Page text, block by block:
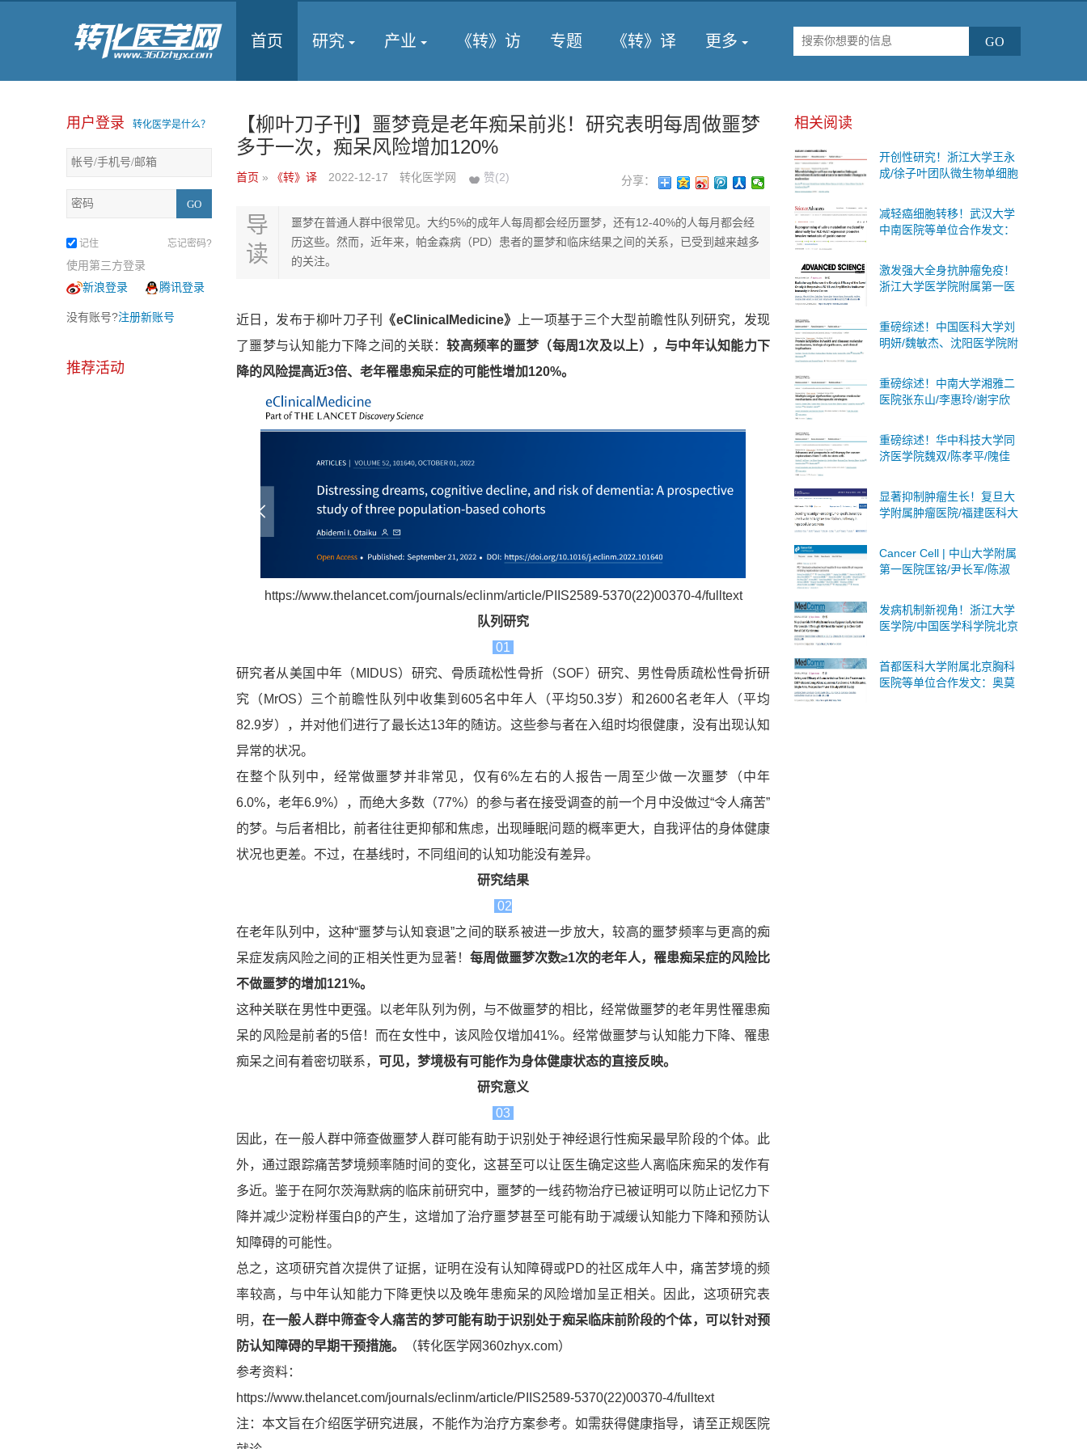
首页 研究 产业 《转》访 专题 《转》译 更多
用户登录 转化医学是什么？
记住 忘记密码?
使用第三方登录
新浪登录
腾讯登录
没有账号?注册新账号
推荐活动
【柳叶刀子刊】噩梦竟是老年痴呆前兆！研究表明每周做噩梦
多于一次，痴呆风险增加120%
首页 » 《转》译 2022-12-17 转化医学网 赞(2) 分享：
导
读
噩梦在普通人群中很常见。大约5%的成年人每周都会经历噩梦，还有12-40%的人每月都会经
历这些。然而，近年来，帕金森病（PD）患者的噩梦和临床结果之间的关系，已受到越来越多
的关注。
近日，发布于柳叶刀子刊 《eClinicalMedicine》
上一项基于三个大型前瞻性队列研究，发现
了噩梦与认知能力下降之间的关联：较高频率的噩梦（每周1次及以上），与中年认知能力下
降的风险提高近3倍、老年罹患痴呆症的可能性增加120%。
https://www.thelancet.com/journals/eclinm/article/PIIS2589-5370(22)00370-4/fulltext
队列研究
01
研究者从美国中年（MIDUS）研究、骨质疏松性骨折（SOF）研究、男性骨质疏松性骨折研
究（MrOS）三个前瞻性队列中收集到605名中年人（平均50.3岁）和2600名老年人（平均
82.9岁），并对他们进行了最长达13年的随访。这些参与者在入组时均很健康，没有出现认知
异常的状况。
在整个队列中，经常做噩梦并非常见，仅有6%左右的人报告一周至少做一次噩梦（中年
6.0%，老年6.9%），而绝大多数（77%）的参与者在接受调查的前一个月中没做过“令人痛苦”
的梦。与后者相比，前者往往更抑郁和焦虑，出现睡眠问题的概率更大，自我评估的身体健康
状况也更差。不过，在基线时，不同组间的认知功能没有差异。
研究结果
02
在老年队列中，这种“噩梦与认知衰退”之间的联系被进一步放大，较高的噩梦频率与更高的痴
呆症发病风险之间的正相关性更为显著！ 每周做噩梦次数≥1次的老年人，罹患痴呆症的风险比
不做噩梦的增加121%。
这种关联在男性中更强。以老年队列为例，与不做噩梦的相比，经常做噩梦的老年男性罹患痴
呆的风险是前者的5倍！而在女性中，该风险仅增加41%。经常做噩梦与认知能力下降、罹患
痴呆之间有着密切联系， 可见，梦境极有可能作为身体健康状态的直接反映。
研究意义
03
因此，在一般人群中筛查做噩梦人群可能有助于识别处于神经退行性痴呆最早阶段的个体。此
外，通过跟踪痛苦梦境频率随时间的变化，这甚至可以让医生确定这些人离临床痴呆的发作有
多近。鉴于在阿尔茨海默病的临床前研究中，噩梦的一线药物治疗已被证明可以防止记忆力下
降并减少淀粉样蛋白β的产生，这增加了治疗噩梦甚至可能有助于减缓认知能力下降和预防认
知障碍的可能性。
总之，这项研究首次提供了证据，证明在没有认知障碍或PD的社区成年人中，痛苦梦境的频
率较高，与中年认知能力下降更快以及晚年患痴呆的风险增加呈正相关。因此，这项研究表
明，在一般人群中筛查令人痛苦的梦可能有助于识别处于痴呆临床前阶段的个体，可以针对预
防认知障碍的早期干预措施。
（转化医学网360zhyx.com）
参考资料：
https://www.thelancet.com/journals/eclinm/article/PIIS2589-5370(22)00370-4/fulltext
注：本文旨在介绍医学研究进展，不能作为治疗方案参考。如需获得健康指导，请至正规医院
相关阅读
开创性研究！浙江大学王永
成/徐子叶团队微生物单细胞
差异”与糖尿病代谢变化的内
在联系
减轻癌细胞转移！武汉大学
中南医院等单位合作发文：
策略
激发强大全身抗肿瘤免疫！
浙江大学医学院附属第一医
疗联合疗法
重磅综述！中国医科大学刘
明妍/魏敏杰、沈阳医学院附
述蛋白质乳酸化：分子机
制、生物学意义及临床意义
重磅综述！中南大学湘雅二
医院张东山/李惠玲/谢宇欣
碍综合征：分子机制与治疗
策略
重磅综述！华中科技大学同
济医学院魏双/陈孝平/隗佳
从T细胞到干细胞的全面突
破与未来展望
显著抑制肿瘤生长！复旦大
学附属肿瘤医院/福建医科大
治疗的潜在靶点
Cancer Cell | 中山大学附属
第一医院匡铭/尹长军/陈淑
激活局部乙肝病毒B细胞应
答
发病机制新视角！浙江大学
医学院/中国医学科学院北京
在诊断标志物和治疗靶点
首都医科大学附属北京胸科
医院等单位合作发文：奥莫